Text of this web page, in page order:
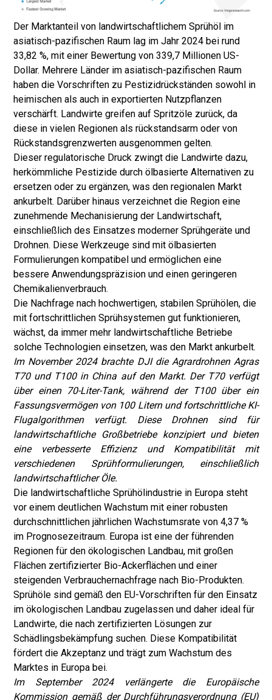
Der Marktanteil von landwirtschaftlichem Sprühöl im
asiatisch-pazifischen Raum lag im Jahr 2024 bei rund
33,82 %, mit einer Bewertung von 339,7 Millionen US-
Dollar. Mehrere Länder im asiatisch-pazifischen Raum
haben die Vorschriften zu Pestizidrückständen sowohl in
heimischen als auch in exportierten Nutzpflanzen
verschärft. Landwirte greifen auf Spritzöle zurück, da
diese in vielen Regionen als rückstandsarm oder von
Rückstandsgrenzwerten ausgenommen gelten.
Dieser regulatorische Druck zwingt die Landwirte dazu,
herkömmliche Pestizide durch ölbasierte Alternativen zu
ersetzen oder zu ergänzen, was den regionalen Markt
ankurbelt. Darüber hinaus verzeichnet die Region eine
zunehmende Mechanisierung der Landwirtschaft,
einschließlich des Einsatzes moderner Sprühgeräte und
Drohnen. Diese Werkzeuge sind mit ölbasierten
Formulierungen kompatibel und ermöglichen eine
bessere Anwendungspräzision und einen geringeren
Chemikalienverbrauch.
Die Nachfrage nach hochwertigen, stabilen Sprühölen, die
mit fortschrittlichen Sprühsystemen gut funktionieren,
wächst, da immer mehr landwirtschaftliche Betriebe
solche Technologien einsetzen, was den Markt ankurbelt.
Im November 2024 brachte DJI die Agrardrohnen Agras
T70 und T100 in China auf den Markt. Der T70 verfügt
über einen 70-Liter-Tank, während der T100 über ein
Fassungsvermögen von 100 Litern und fortschrittliche KI-
Flugalgorithmen verfügt. Diese Drohnen sind für
landwirtschaftliche Großbetriebe konzipiert und bieten
eine verbesserte Effizienz und Kompatibilität mit
verschiedenen Sprühformulierungen, einschließlich
landwirtschaftlicher Öle.
Die landwirtschaftliche Sprühölindustrie in Europa steht
vor einem deutlichen Wachstum mit einer robusten
durchschnittlichen jährlichen Wachstumsrate von 4,37 %
im Prognosezeitraum. Europa ist eine der führenden
Regionen für den ökologischen Landbau, mit großen
Flächen zertifizierter Bio-Ackerflächen und einer
steigenden Verbrauchernachfrage nach Bio-Produkten.
Sprühöle sind gemäß den EU-Vorschriften für den Einsatz
im ökologischen Landbau zugelassen und daher ideal für
Landwirte, die nach zertifizierten Lösungen zur
Schädlingsbekämpfung suchen. Diese Kompatibilität
fördert die Akzeptanz und trägt zum Wachstum des
Marktes in Europa bei.
Im September 2024 verlängerte die Europäische
Kommission gemäß der Durchführungsverordnung (EU)